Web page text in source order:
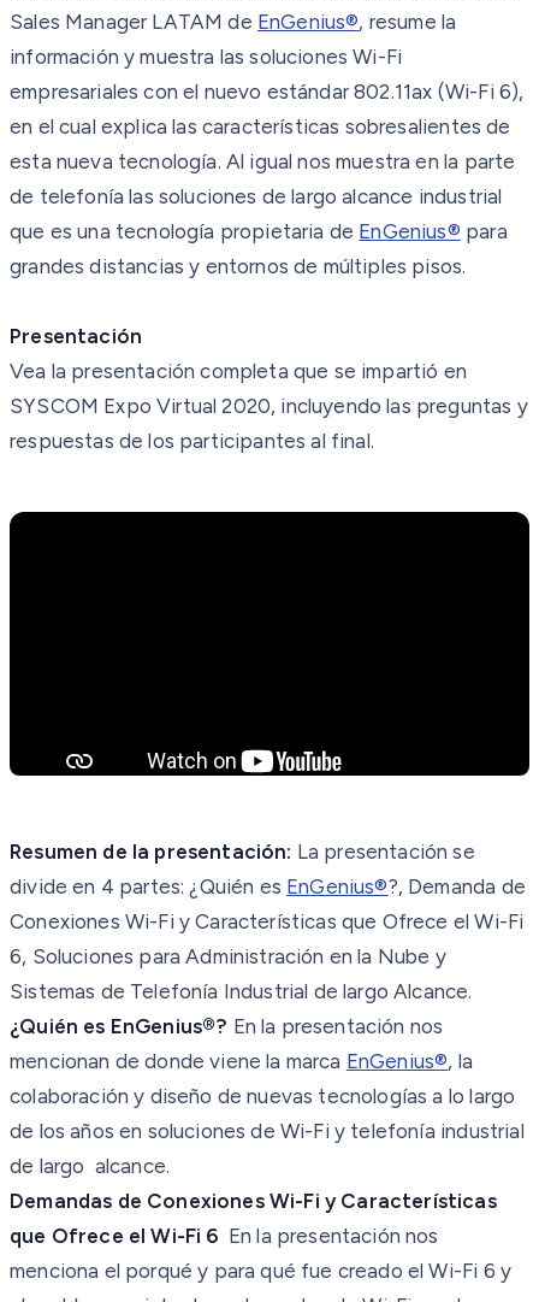
Sales Manager LATAM de EnGenius®, resume la
información y muestra las soluciones Wi-Fi
empresariales con el nuevo estándar 802.11ax (Wi-Fi 6),
en el cual explica las características sobresalientes de
esta nueva tecnología. Al igual nos muestra en la parte
de telefonía las soluciones de largo alcance industrial
que es una tecnología propietaria de EnGenius® para
grandes distancias y entornos de múltiples pisos.
Presentación
Vea la presentación completa que se impartió en
SYSCOM Expo Virtual 2020, incluyendo las preguntas y
respuestas de los participantes al final.
Resumen de la presentación: La presentación se
divide en 4 partes: ¿Quién es EnGenius®?, Demanda de
Conexiones Wi-Fi y Características que Ofrece el Wi-Fi
6, Soluciones para Administración en la Nube y
Sistemas de Telefonía Industrial de largo Alcance.
¿Quién es EnGenius®? En la presentación nos
mencionan de donde viene la marca EnGenius®, la
colaboración y diseño de nuevas tecnologías a lo largo
de los años en soluciones de Wi-Fi y telefonía industrial
de largo alcance.
Demandas de Conexiones Wi-Fi y Características
que Ofrece el Wi-Fi 6 En la presentación nos
menciona el porqué y para qué fue creado el Wi-Fi 6 y